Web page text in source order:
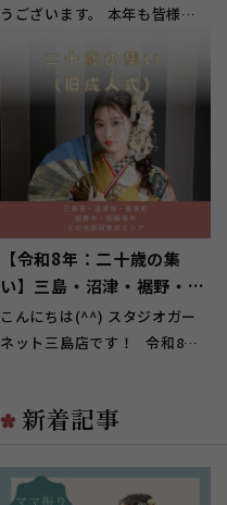
うございます。 本年も皆様の
いさせていた...
【令和8年：二十歳の集
い】三島・沼津・裾野・御
殿場・函南・伊豆の国市・
その他東部地域
こんにちは(^^) スタジオガー
ネット三島店です！ 令和8年
新着記事